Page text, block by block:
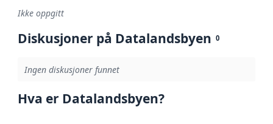
Ikke oppgitt
Diskusjoner på Datalandsbyen 0
Ingen diskusjoner funnet
Hva er Datalandsbyen?